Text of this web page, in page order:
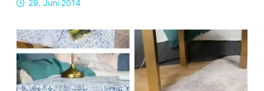
29. Juni 2014